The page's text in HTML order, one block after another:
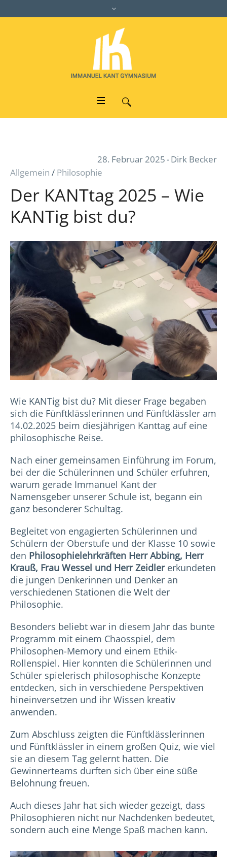
28. Februar 2025 Dirk Becker
Allgemein / Philosophie
Der KANTtag 2025 – Wie
KANTig bist du?
Wie KANTig bist du? Mit dieser Frage begaben
sich die Fünftklässlerinnen und Fünftklässler am
14.02.2025 beim diesjährigen Kanttag auf eine
philosophische Reise.
Nach einer gemeinsamen Einführung im Forum,
bei der die Schülerinnen und Schüler erfuhren,
warum gerade Immanuel Kant der
Namensgeber unserer Schule ist, begann ein
ganz besonderer Schultag.
Begleitet von engagierten Schülerinnen und
Schülern der Oberstufe und der Klasse 10 sowie
den Philosophielehrkräften Herr Abbing, Herr
Krauß, Frau Wessel und Herr Zeidlererkundeten
die jungen Denkerinnen und Denker an
verschiedenen Stationen die Welt der
Philosophie.
Besonders beliebt war in diesem Jahr das bunte
Programm mit einem Chaosspiel, dem
Philosophen-Memory und einem Ethik-
Rollenspiel. Hier konnten die Schülerinnen und
Schüler spielerisch philosophische Konzepte
entdecken, sich in verschiedene Perspektiven
hineinversetzen und ihr Wissen kreativ
anwenden.
Zum Abschluss zeigten die Fünftklässlerinnen
und Fünftklässler in einem großen Quiz, wie viel
sie an diesem Tag gelernt hatten. Die
Gewinnerteams durften sich über eine süße
Belohnung freuen.
Auch dieses Jahr hat sich wieder gezeigt, dass
Philosophieren nicht nur Nachdenken bedeutet,
sondern auch eine Menge Spaß machen kann.